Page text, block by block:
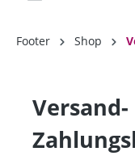
Footer Shop